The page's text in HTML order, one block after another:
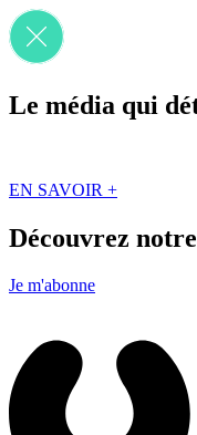
Le média qui
EN SAVOIR +
Découvrez
Je m'abonne